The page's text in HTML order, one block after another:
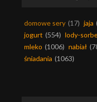
domowe sery (17) jaja
jogurt (554) lody-
mleko (1006) nabiał
śniadania (1063)